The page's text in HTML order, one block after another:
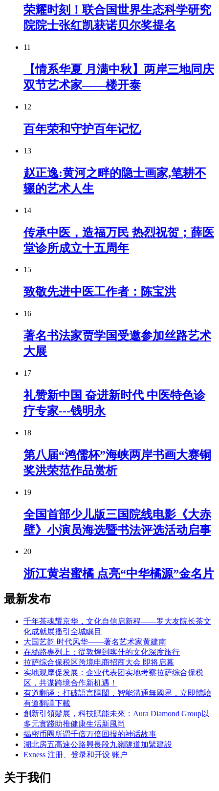
荣耀时刻！联合国世界生态科学研究
院院士张红凯获诺贝尔奖提名
11
【情系华夏 月满中秋】两岸三地同庆
双节艺术家——楼开泰
12
百年荣和守护百年记忆
13
赵正逸:黄河之畔的隐士画家,笔耕不
辍的艺术人生
14
传承中医，造福万民 热烈祝贺；薛医
堂诊所成立十五周年
15
致敬先进中医工作者：陈宝洪
16
著名书法家贾学国受邀参加丝路艺术
大展
17
礼赞新中国 奋进新时代 中医特色诊
疗专家---钱明永
18
第八届“鸿儒杯”海峡两岸书画大赛铜
奖洪荣范作品赏析
19
全国首部少儿版三国院线电影《大赤
壁》小演员海选暨书法评选活动启事
20
浙江黄岩蜜橘 点亮“中华橘源”金名片
最新发布
千年茶魂耀京华，文化自信启新程——罗大友院长茶文
化成就展播引全城瞩目
大国艺韵 时代风华——著名艺术家黄建南
在絲路專列上：從敦煌到喀什的文化深度旅行
拉萨综合保税区跨境电商招商大会 即将启幕
实地观摩促发展：企业代表团实地考察拉萨综合保税
区，共谋跨境合作新机遇！
有道翻译：打破語言隔閡，智能溝通無國界，立即體驗
有道翻譯下載
創新引領髮展，科技賦能未來：Aura Diamond Group以
多元實踐助推健康生活新風尚
揭密币圈所谓千倍万倍回报的神话故事
湖北房五高速公路興長段九嶺隧道加緊建設
Exness 注册、登录和开设 账户
关于我们